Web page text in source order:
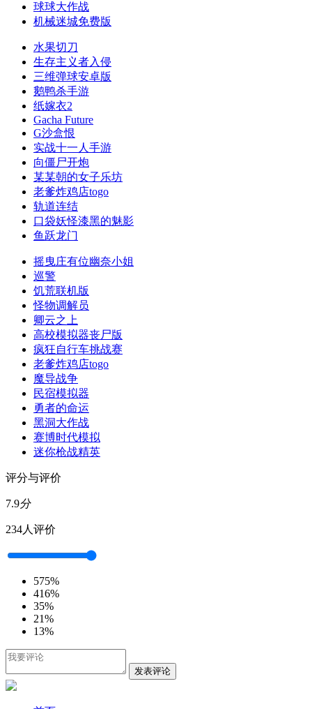
球球大作战
机械迷城免费版
水果切刀
生存主义者入侵
三维弹球安卓版
鹅鸭杀手游
纸嫁衣2
Gacha Future
G沙盒恨
实战十一人手游
向僵尸开炮
某某朝的女子乐坊
老爹炸鸡店togo
轨道连结
口袋妖怪漆黑的魅影
鱼跃龙门
摇曳庄有位幽奈小姐
巡警
饥荒联机版
怪物调解员
卿云之上
高校模拟器丧尸版
疯狂自行车挑战赛
老爹炸鸡店togo
魔导战争
民宿模拟器
勇者的命运
黑洞大作战
赛博时代模拟
迷你枪战精英
评分与评价
7.9分
234人评价
575%
416%
35%
21%
13%
发表评论